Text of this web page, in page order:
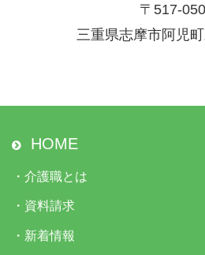
〒517-
三重県志摩市阿児
HOME
・ 介護職とは
・ 資料請求
・ 新着情報